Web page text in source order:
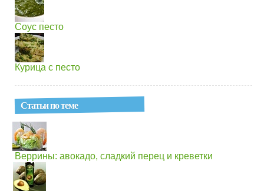
Соус песто
Курица с песто
Статьи по теме
Веррины: авокадо, сладкий перец и креветки